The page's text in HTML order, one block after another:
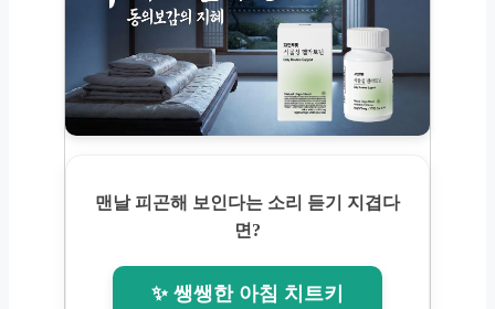
맨날 피곤해 보인다는 소리 듣기 지겹다
면?
✨ 쌩쌩한 아침 치트키